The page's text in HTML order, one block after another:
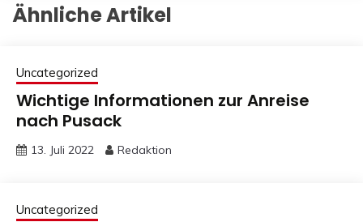
Ähnliche Artikel
Uncategorized
Wichtige Informationen zur Anreise
nach Pusack
13. Juli 2022 Redaktion
Uncategorized